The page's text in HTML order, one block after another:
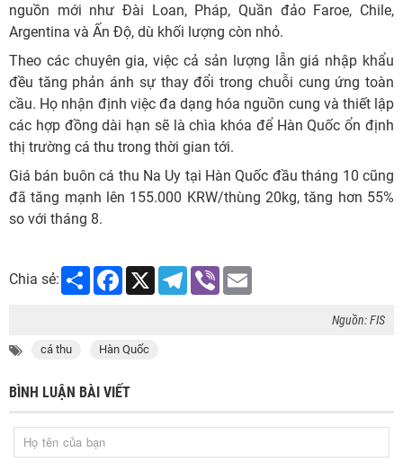
nguồn mới như Đài Loan, Pháp, Quần đảo Faroe, Chile,
Argentina và Ấn Độ, dù khối lượng còn nhỏ.
Theo các chuyên gia, việc cả sản lượng lẫn giá nhập khẩu
đều tăng phản ánh sự thay đổi trong chuỗi cung ứng toàn
cầu. Họ nhận định việc đa dạng hóa nguồn cung và thiết lập
các hợp đồng dài hạn sẽ là chìa khóa để Hàn Quốc ổn định
thị trường cá thu trong thời gian tới.
Giá bán buôn cá thu Na Uy tại Hàn Quốc đầu tháng 10 cũng
đã tăng mạnh lên 155.000 KRW/thùng 20kg, tăng hơn 55%
so với tháng 8.
Chia sẻ: Share Facebook
X Telegram
Viber
Nguồn: FIS
cá thu Hàn Quốc
BÌNH LUẬN BÀI VIẾT